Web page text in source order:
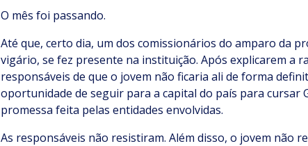
O mês foi passando.
Até que, certo dia, um dos comissionários do amparo da
vigário, se fez presente na instituição. Após explicarem a
responsáveis de que o jovem não ficaria ali de forma
oportunidade de seguir para a capital do país para cursar
promessa feita pelas entidades envolvidas.
As responsáveis não resistiram. Além disso, o jovem não